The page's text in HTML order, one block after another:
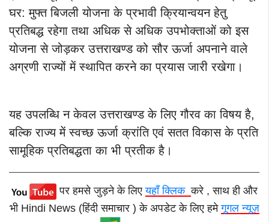
घर: मुफ्त बिजली योजना के प्रभावी क्रियान्वयन हेतु
प्रतिबद्ध रहेगा तथा अधिक से अधिक उपभोक्ताओं को इस
योजना से जोड़कर उत्तराखण्ड को सौर ऊर्जा अपनाने वाले
अग्रणी राज्यों में स्थापित करने का प्रयास जारी रखेगा।
यह उपलब्धि न केवल उत्तराखण्ड के लिए गौरव का विषय है,
बल्कि राज्य में स्वच्छ ऊर्जा क्रांति एवं सतत विकास के प्रति
सामूहिक प्रतिबद्धता का भी प्रतीक है।
पर हमसे जुड़ने के लिएयहाँ क्लिककरे , साथ ही और
भी Hindi News (हिंदी समाचार ) के अपडेट के लिए हमेगूगल न्यूज़